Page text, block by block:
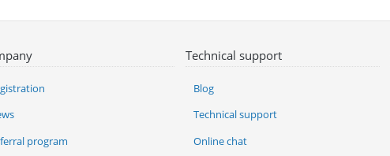
program
Technical support
Blog
Technical support
Online chat